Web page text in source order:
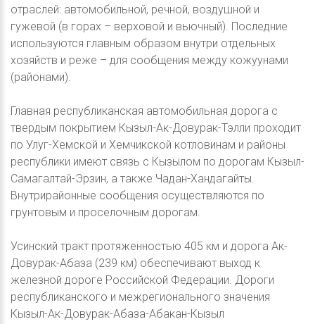
отраслей: автомобильной, речной, воздушной и
гужевой (в горах – верховой и вьючный). Последние
используются главным образом внутри отдельных
хозяйств и реже – для сообщения между кожуунами
(районами).
Главная республиканская автомобильная дорога с
твердым покрытием Кызыл-Ак-Довурак-Тэлли проходит
по Улуг-Хемской и Хемчикской котловинам и районы
республики имеют связь с Кызылом по дорогам Кызыл-
Самагалтай-Эрзин, а также Чадан-Хандагайты.
Внутрирайонные сообщения осуществляются по
грунтовым и проселочным дорогам.
Усинский тракт протяженностью 405 км и дорога Ак-
Довурак-Абаза (239 км) обеспечивают выход к
железной дороге Российской Федерации. Дороги
республиканского и межрегионального значения
Кызыл-Ак-Довурак-Абаза-Абакан-Кызыл